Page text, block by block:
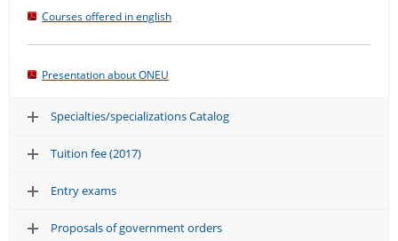
Courses offered in english
Presentation about ONEU
Specialties/specializations Catalog
Tuition fee (2017)
Entry exams
Proposals of government orders